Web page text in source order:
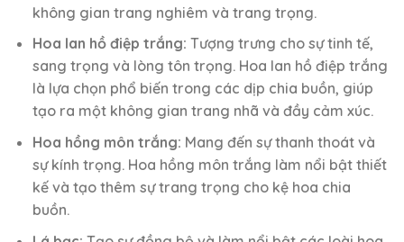
không gian trang nghiêm và trang trọng.
Hoa lan hồ điệp trắng: Tượng trưng cho sự tinh tế,
sang trọng và lòng tôn trọng. Hoa lan hồ điệp trắng
là lựa chọn phổ biến trong các dịp chia buồn, giúp
tạo ra một không gian trang nhã và đầy cảm xúc.
Hoa hồng môn trắng: Mang đến sự thanh thoát và
sự kính trọng. Hoa hồng môn trắng làm nổi bật thiết
kế và tạo thêm sự trang trọng cho kệ hoa chia
buồn.